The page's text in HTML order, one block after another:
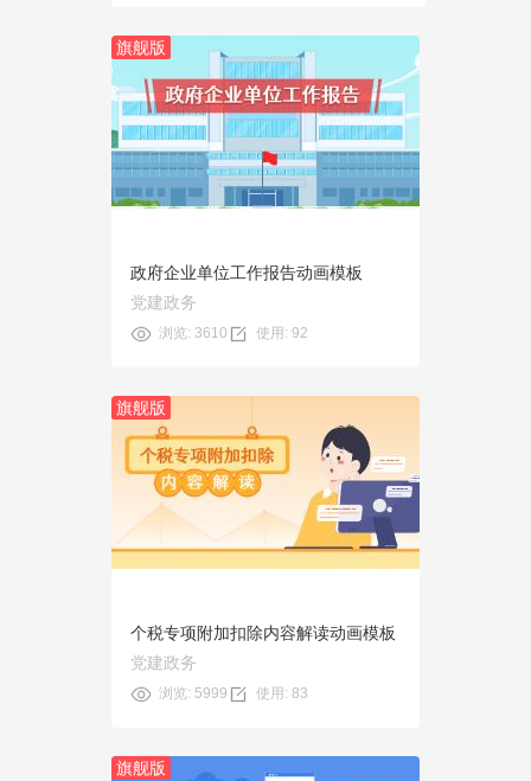
旗舰版
预览
使用
政府企业单位工作报告动画模板
党建政务
浏览: 3610 使用: 92
旗舰版
预览
个税专项附加扣除内容解读动画模板
党建政务
浏览: 5999 使用: 83
旗舰版